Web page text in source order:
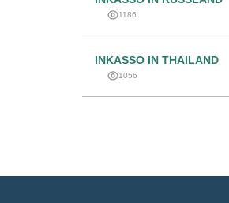
1186
INKASSO IN THAILAND
1056